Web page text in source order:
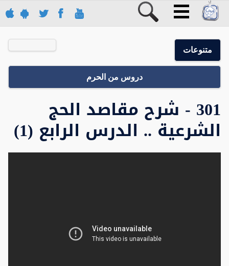
متنوعات
دروس من الحرم
301 - شرح مقاصد الحج
الشرعية .. الدرس الرابع (1)